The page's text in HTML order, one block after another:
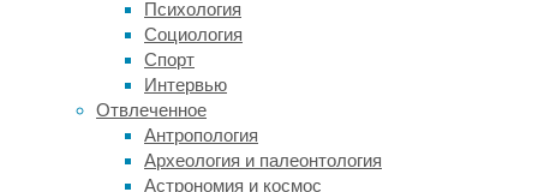
Психология
Социология
Спорт
Интервью
Отвлеченное
Антропология
Археология и палеонтология
Астрономия и космос
350
землетрясениях.
Примерно
десяти
процентов
выявили
уникальные